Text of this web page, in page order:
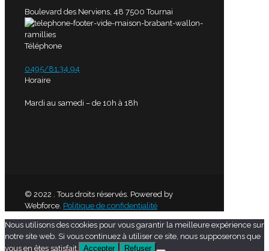
Boulevard des Nerviens, 48 7500 Tournai
Téléphone
0495/81.34.94
Horaire
Mardi au samedi – de 10h à 18h
© 2022 . Tous droits réservés. Powered by
Webforce. Politique de confidentialité
Nous utilisons des cookies pour vous garantir la meilleure expérience sur
notre site web. Si vous continuez à utiliser ce site, nous supposerons que
vous en êtes satisfait. Accepter Refuser